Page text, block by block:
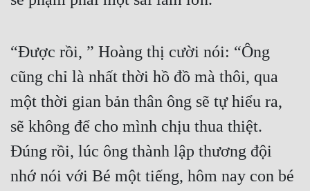
“Được rồi, ” Hoàng thị cười nói: “Ông
cũng chỉ là nhất thời hồ đồ mà thôi, qua
một thời gian bản thân ông sẽ tự hiểu ra,
sẽ không để cho mình chịu thua thiệt.
Đúng rồi, lúc ông thành lập thương đội
nhớ nói với Bé một tiếng, hôm nay con bé